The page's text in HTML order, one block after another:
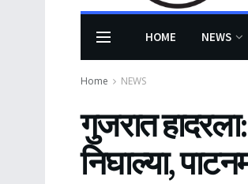
HOME NEWS
Home NEWS
गुजरात
निघाल्या,